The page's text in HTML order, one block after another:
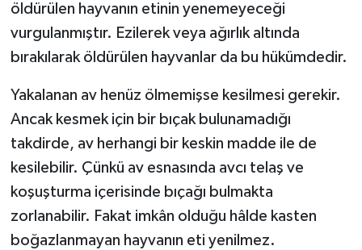
öldürülen hayvanın etinin yenemeyeceği
vurgulanmıştır. Ezilerek veya ağırlık altında
bırakılarak öldürülen hayvanlar da bu hükümdedir.
Yakalanan av henüz ölmemişse kesilmesi gerekir.
Ancak kesmek için bir bıçak bulunamadığı
takdirde, av herhangi bir keskin madde ile de
kesilebilir. Çünkü av esnasında avcı telaş ve
koşuşturma içerisinde bıçağı bulmakta
zorlanabilir. Fakat imkân olduğu hâlde kasten
boğazlanmayan hayvanın eti yenilmez.